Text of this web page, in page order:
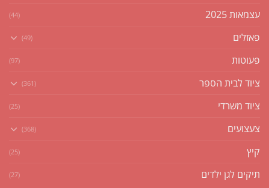
עצמאות 2025 (44)
פאזלים (49)
פעוטות (97)
ציוד לבית הספר (361)
ציוד משרדי (25)
צעצועים (368)
קיץ (25)
תיקים לגן ילדים (27)